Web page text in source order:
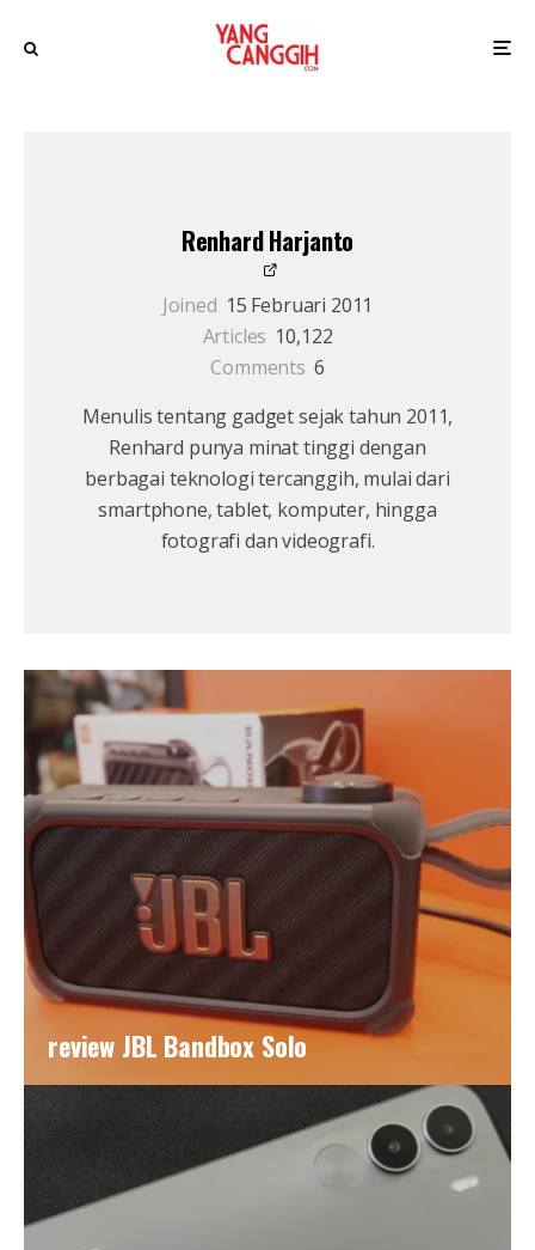
Renhard Harjanto
Joined 15 Februari 2011
Articles 10,122
Comments 6
Menulis tentang gadget sejak tahun 2011,
Renhard punya minat tinggi dengan
berbagai teknologi tercanggih, mulai dari
smartphone, tablet, komputer, hingga
fotografi dan videografi.
review JBL Bandbox Solo